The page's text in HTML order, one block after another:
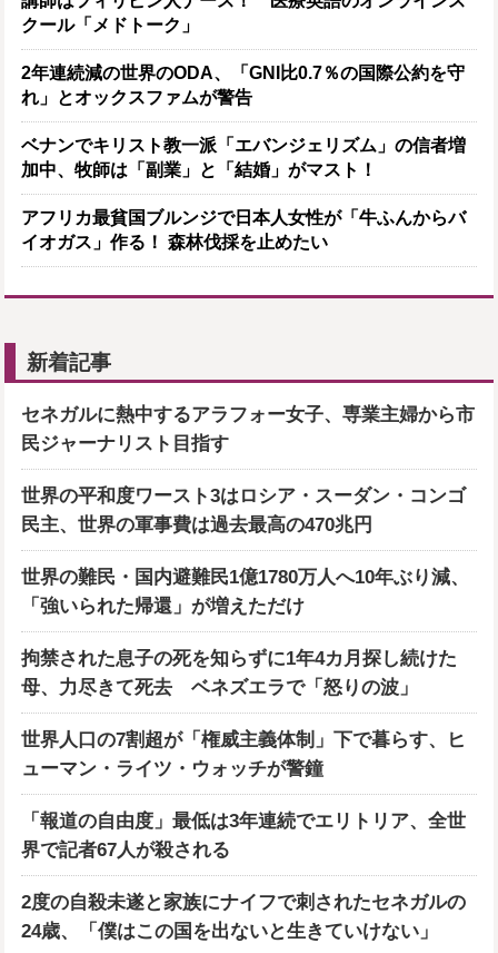
クール「メドトーク」
2年連続減の世界のODA、「GNI比0.7％の国際公約を守
れ」とオックスファムが警告
ベナンでキリスト教一派「エバンジェリズム」の信者増
加中、牧師は「副業」と「結婚」がマスト！
アフリカ最貧国ブルンジで日本人女性が「牛ふんからバ
イオガス」作る！ 森林伐採を止めたい
新着記事
セネガルに熱中するアラフォー女子、専業主婦から市
民ジャーナリスト目指す
世界の平和度ワースト3はロシア・スーダン・コンゴ
民主、世界の軍事費は過去最高の470兆円
世界の難民・国内避難民1億1780万人へ10年ぶり減、
「強いられた帰還」が増えただけ
拘禁された息子の死を知らずに1年4カ月探し続けた
母、力尽きて死去 ベネズエラで「怒りの波」
世界人口の7割超が「権威主義体制」下で暮らす、ヒ
ューマン・ライツ・ウォッチが警鐘
「報道の自由度」最低は3年連続でエリトリア、全世
界で記者67人が殺される
2度の自殺未遂と家族にナイフで刺されたセネガルの
24歳、「僕はこの国を出ないと生きていけない」